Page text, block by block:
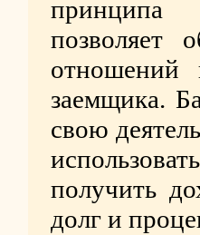
принципа
позволяет
заемщика.
свою
получить
долг и